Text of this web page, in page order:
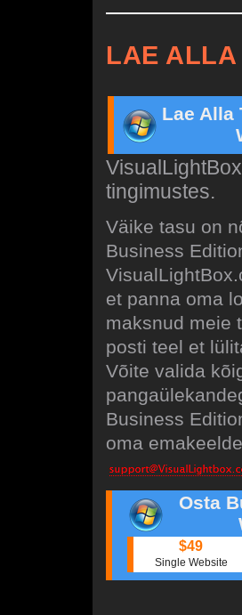
LAE
Lae Alla
tingimustes.
Väike tasu on
Business
et panna oma
maksnud meie
posti teel et
Võite valida
Business
oma
Osta
$49
Single Website